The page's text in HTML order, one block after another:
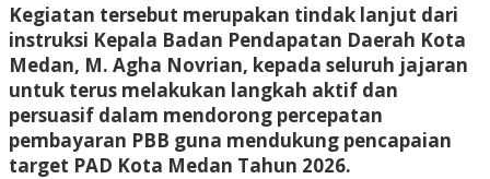
Kegiatan tersebut merupakan tindak lanjut dari
instruksi Kepala Badan Pendapatan Daerah Kota
Medan, M. Agha Novrian, kepada seluruh jajaran
untuk terus melakukan langkah aktif dan
persuasif dalam mendorong percepatan
pembayaran PBB guna mendukung pencapaian
target PAD Kota Medan Tahun 2026.